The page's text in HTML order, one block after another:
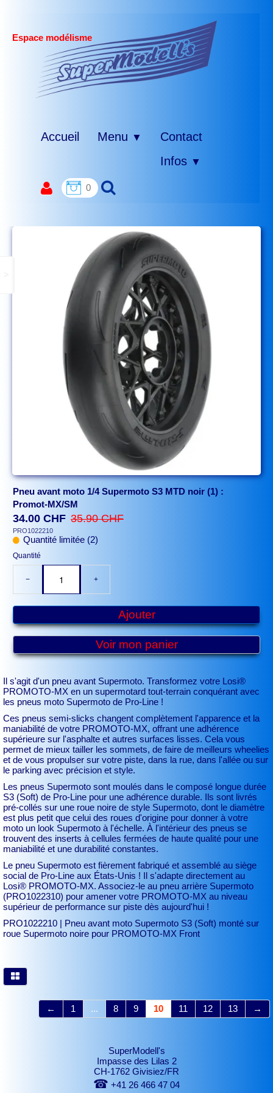
Espace modélisme
Accueil Menu ▼
Contact
Infos ▼
0
Pneu avant moto 1/4 Supermoto S3 MTD noir (1) :
Promot-MX/SM
34.00 CHF 35.90 CHF
PRO1022210
Quantité limitée (2)
Quantité
− +
Ajouter
Voir mon panier
Il s'agit d'un pneu avant Supermoto. Transformez votre Losi®
PROMOTO-MX en un supermotard tout-terrain conquérant avec
les pneus moto Supermoto de Pro-Line !
Ces pneus semi-slicks changent complètement l'apparence et la
maniabilité de votre PROMOTO-MX, offrant une adhérence
supérieure sur l'asphalte et autres surfaces lisses. Cela vous
permet de mieux tailler les sommets, de faire de meilleurs wheelies
et de vous propulser sur votre piste, dans la rue, dans l'allée ou sur
le parking avec précision et style.
Les pneus Supermoto sont moulés dans le composé longue durée
S3 (Soft) de Pro-Line pour une adhérence durable. Ils sont livrés
pré-collés sur une roue noire de style Supermoto, dont le diamètre
est plus petit que celui des roues d'origine pour donner à votre
moto un look Supermoto à l'échelle. À l'intérieur des pneus se
trouvent des inserts à cellules fermées de haute qualité pour une
maniabilité et une durabilité constantes.
Le pneu Supermoto est fièrement fabriqué et assemblé au siège
social de Pro-Line aux États-Unis ! Il s'adapte directement au
Losi® PROMOTO-MX. Associez-le au pneu arrière Supermoto
(PRO1022310) pour amener votre PROMOTO-MX au niveau
supérieur de performance sur piste dès aujourd'hui !
PRO1022210 | Pneu avant moto Supermoto S3 (Soft) monté sur
roue Supermoto noire pour PROMOTO-MX Front
← 1 ... 8 9 10 11 12 13 →
SuperModell's
Impasse des Lilas 2
CH-1762 Givisiez/FR
☎ +41 26 466 47 04